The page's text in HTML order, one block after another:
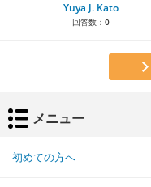
Yuya J. Kato
回答数： 0
メニュー
初めての方へ